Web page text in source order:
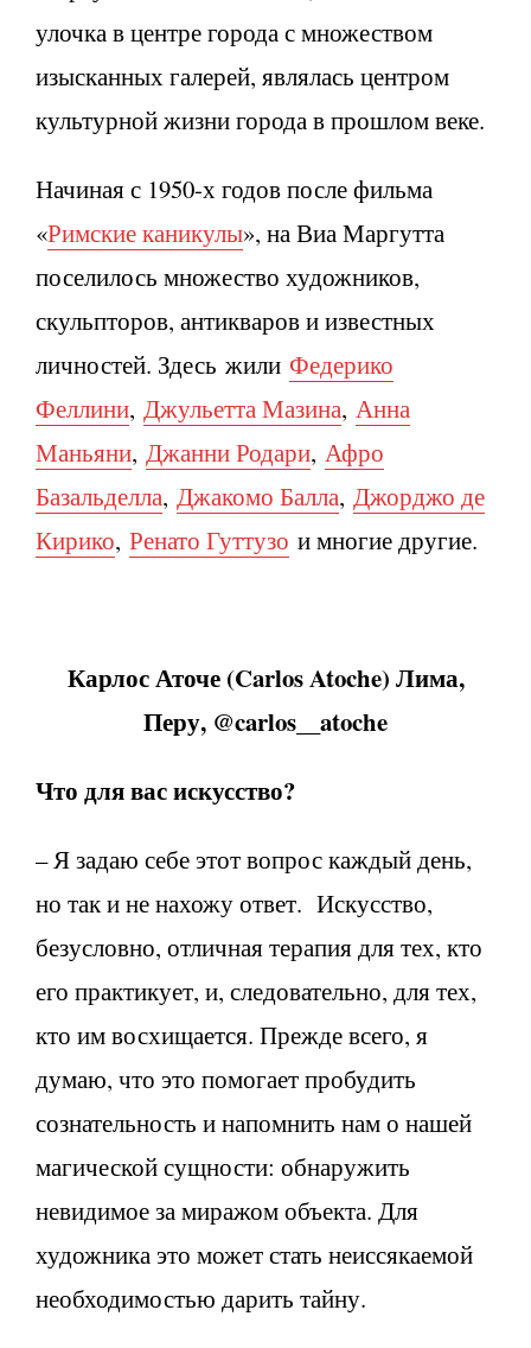
улочка в центре города с множеством
изысканных галерей, являлась центром
культурной жизни города в прошлом веке.
Начиная с 1950-х годов после фильма
«Римские каникулы», на Виа Маргутта
поселилось множество художников,
скульпторов, антикваров и известных
личностей. Здесь жили Федерико
Феллини, Джульетта Мазина, Анна
Маньяни, Джанни Родари, Афро
Базальделла, Джакомо Балла, Джорджо де
Кирико, Ренато Гуттузо и многие другие.
Карлос Аточе (CarlosAtoche) Лима,
Перу, @carlos
atoche
Что для вас искусство?
– Я задаю себе этот вопрос каждый день,
но так и не нахожу ответ. Искусство,
безусловно, отличная терапия для тех, кто
его практикует, и, следовательно, для тех,
кто им восхищается. Прежде всего, я
думаю, что это помогает пробудить
сознательность и напомнить нам о нашей
магической сущности: обнаружить
невидимое за миражом объекта. Для
художника это может стать неиссякаемой
необходимостью дарить тайну.